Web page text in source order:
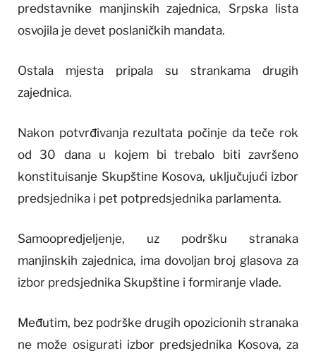
predstavnike manjinskih zajednica, Srpska lista
osvojila je devet poslaničkih mandata.
Ostala mjesta pripala su strankama drugih
zajednica.
Nakon potvrđivanja rezultata počinje da teče rok
od 30 dana u kojem bi trebalo biti završeno
konstituisanje Skupštine Kosova, uključujući izbor
predsjednika i pet potpredsjednika parlamenta.
Samoopredjeljenje, uz podršku stranaka
manjinskih zajednica, ima dovoljan broj glasova za
izbor predsjednika Skupštine i formiranje vlade.
Međutim, bez podrške drugih opozicionih stranaka
ne može osigurati izbor predsjednika Kosova, za